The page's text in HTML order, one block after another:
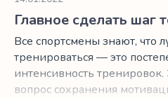
Главное сделать шаг
Все спортсмены знают, что
тренироваться — это
интенсивность тренировок.
вопрос сохранения